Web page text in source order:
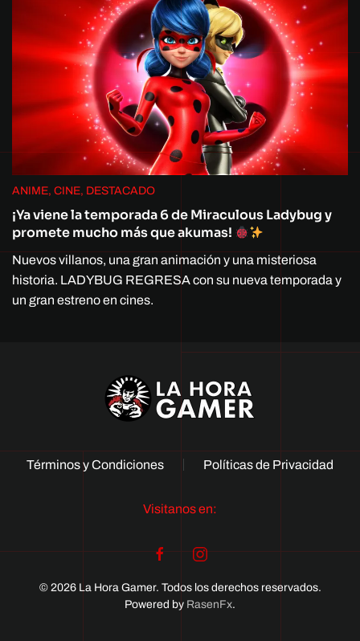
ANIME, CINE, DESTACADO
¡Ya viene la temporada 6 de Miraculous Ladybug y
promete mucho más que akumas!
Nuevos villanos, una gran animación y una misteriosa
historia. LADYBUG REGRESA con su nueva temporada y
un gran estreno en cines.
Términos y Condiciones Políticas de Privacidad
Visitanos en:
© 2026 La Hora Gamer. Todos los derechos reservados.
Powered by RasenFx.